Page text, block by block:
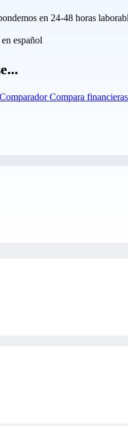
en 24-48 horas
español
Comparador Compara financieras